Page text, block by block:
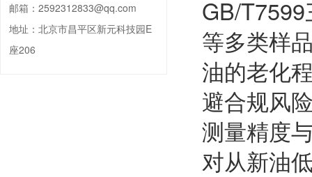
GB/
等多类样
油的老化
避合规风
测量精度
对从新油
邮箱： 2592312833@qq.com
地址： 北京市昌平区新元科技园E
座206